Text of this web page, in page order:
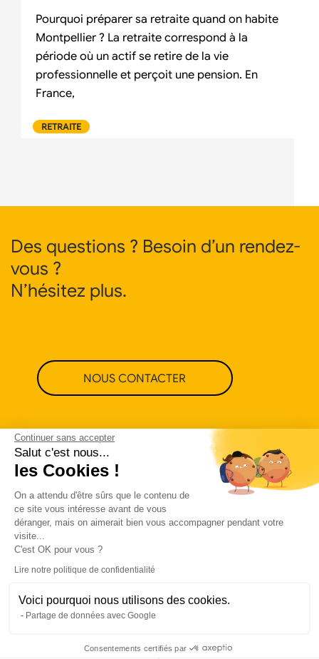
Continuer sans accepter
Salut c'est nous...
les Cookies !
On a attendu d'être sûrs que le contenu de
ce site vous intéresse avant de vous
déranger, mais on aimerait bien vous accompagner pendant votre
visite...
C'est OK pour vous ?
Lire notre politique de confidentialité
Voici pourquoi nous utilisons des cookies.
Partage de données avec Google
Consentements certifiés par
Pourquoi préparer sa retraite quand on habite
Montpellier ? La retraite correspond à la
période où un actif se retire de la vie
professionnelle et perçoit une pension. En
France,
RETRAITE
Des questions ? Besoin d’un rendez-
vous ?
N’hésitez plus.
NOUS CONTACTER
Politique de confidentialité CGU